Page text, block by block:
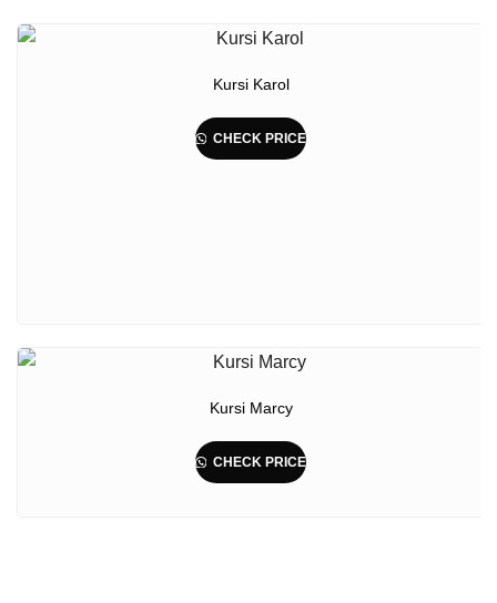
Kursi Karol
CHECK PRICE
Kursi Marcy
CHECK PRICE